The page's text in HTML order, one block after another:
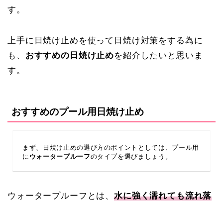
す。
上手に日焼け止めを使って日焼け対策をする為に
も、 おすすめの日焼け止めを紹介したいと思いま
す。
おすすめのプール用日焼け止め
まず、日焼け止めの選び方のポイントとしては、プール用
に ウォータープルーフのタイプを選びましょう。
ウォータープルーフとは、水に強く濡れても流れ落